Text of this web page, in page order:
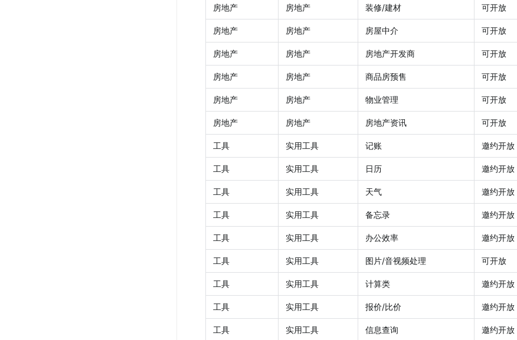
房地产 房地产 装修/建材 可开放
房地产 房地产 房屋中介 可开放
房地产 房地产 房地产开发商 可开放
房地产 房地产 商品房预售 可开放
房地产 房地产 物业管理 可开放
房地产 房地产 房地产资讯 可开放
工具 实用工具 记账 邀约开放
工具 实用工具 日历 邀约开放
工具 实用工具 天气 邀约开放
工具 实用工具 备忘录 邀约开放
工具 实用工具 办公效率 邀约开放
工具 实用工具 图片/音视频处理 可开放
工具 实用工具 计算类 邀约开放
工具 实用工具 报价/比价 邀约开放
工具 实用工具 信息查询 邀约开放